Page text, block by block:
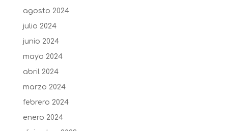
agosto 2024
julio 2024
junio 2024
mayo 2024
abril 2024
marzo 2024
febrero 2024
enero 2024